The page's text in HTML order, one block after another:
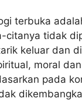
terbuka
citanya tidak
keluar dan
moral
pada